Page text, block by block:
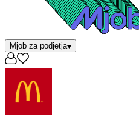
Mjob za podjetja